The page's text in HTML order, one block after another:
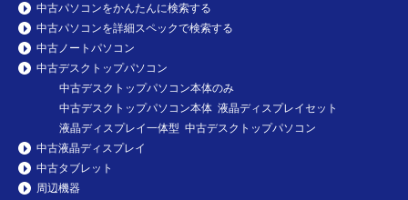
中古パソコンをかんたんに検索する
中古パソコンを詳細スペックで検索する
中古ノートパソコン
中古デスクトップパソコン
中古デスクトップパソコン本体のみ
中古デスクトップパソコン本体 液晶ディスプレイセット
液晶ディスプレイ一体型 中古デスクトップパソコン
中古液晶ディスプレイ
中古タブレット
周辺機器